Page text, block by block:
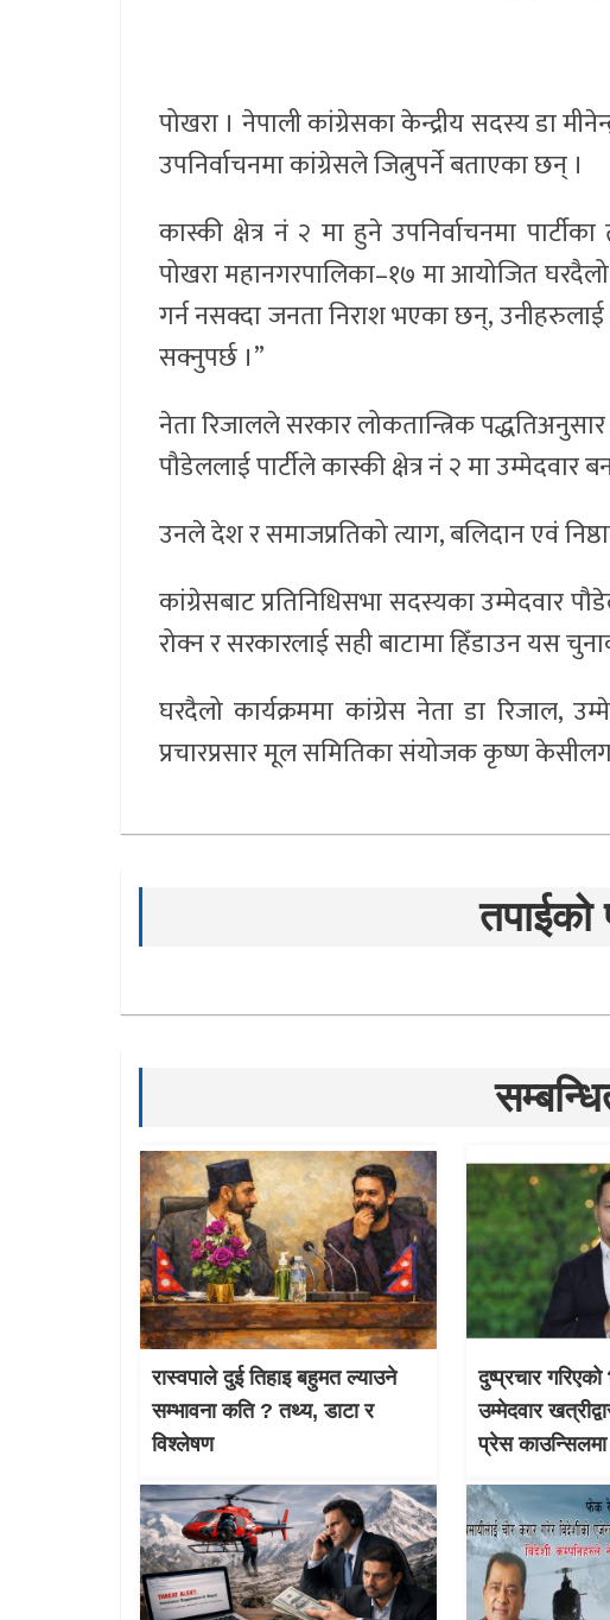
पोखरा । नेपाली कांग्रेसका केन्द्रीय सदस्य डा
उपनिर्वाचनमा कांग्रेसले जित्नुपर्ने बताएका छन् ।
कास्की क्षेत्र नं २ मा हुने उपनिर्वाचनमा
पोखरा महानगरपालिका–१७ मा आयोजित घरदैलो
गर्न नसक्दा जनता निराश भएका छन्, उनीहरुलाई
सक्नुपर्छ ।”
नेता रिजालले सरकार लोकतान्त्रिक
पौडेललाई पार्टीले कास्की क्षेत्र नं २ मा उम्मेदवार
उनले देश र समाजप्रतिको त्याग, बलिदान एवं
कांग्रेसबाट प्रतिनिधिसभा सदस्यका उम्मेदवार
रोक्न र सरकारलाई सही बाटामा हिँडाउन यस
घरदैलो कार्यक्रममा कांग्रेस नेता डा रिजाल,
प्रचारप्रसार मूल समितिका संयोजक कृष्ण
तपाईको
रास्वपाले दुई तिहाइ बहुमत ल्याउने
सम्भावना कति ? तथ्य, डाटा र
विश्लेषण
दुष्प्रचार
उम्मेदवार
प्रेस